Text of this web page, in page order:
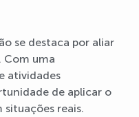
se destaca por aliar
Com uma
atividades
de aplicar o
reais.